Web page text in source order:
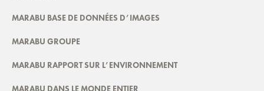
MARABU BASE DE DONNÉES D’IMAGES
MARABU GROUPE
MARABU RAPPORT SUR L’ENVIRONNEMENT
MARABU DANS LE MONDE ENTIER